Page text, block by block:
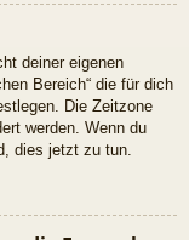
deiner eigenen
Bereich“ die für dich
Die Zeitzone
werden. Wenn du
dies jetzt zu tun.